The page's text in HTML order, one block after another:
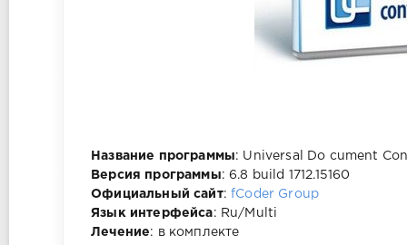
Название программы: Universal Do cument
Версия программы: 6.8 build 1712.15160
Официальный сайт:fCoder Group
Язык интерфейса: Ru/Multi
Лечение: в комплекте